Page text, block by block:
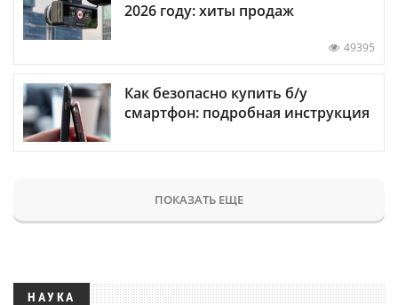
2026 году: хиты продаж
49395
Как безопасно купить б/у
смартфон: подробная инструкция
ПОКАЗАТЬ ЕЩЕ
НАУКА